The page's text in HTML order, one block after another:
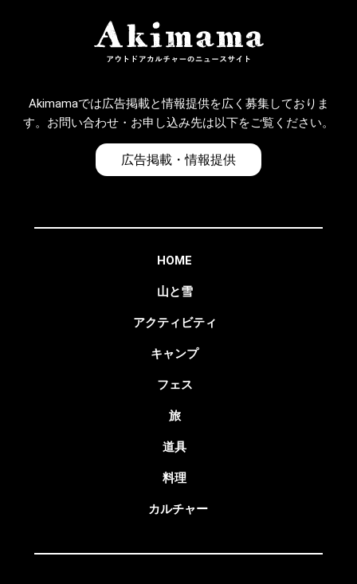
Akimamaでは広告掲載と情報提供を広く募集しておりま
す。お問い合わせ・お申し込み先は以下をご覧ください。
広告掲載・情報提供
HOME
山と雪
アクティビティ
キャンプ
フェス
旅
道具
料理
カルチャー